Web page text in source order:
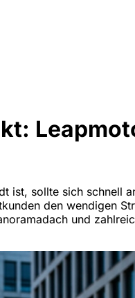
ist, sollte sich schnell
den wendigen
und